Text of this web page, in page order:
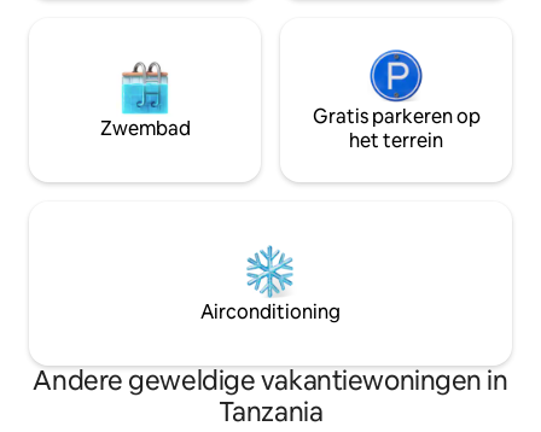
Zwembad
Gratis parkeren op
het terrein
Airconditioning
Andere geweldige vakantiewoningen in
Tanzania